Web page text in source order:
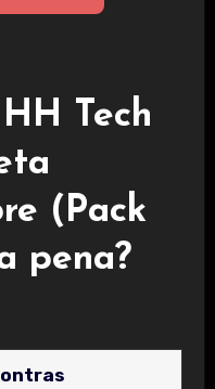
Tech
(Pack
pena?